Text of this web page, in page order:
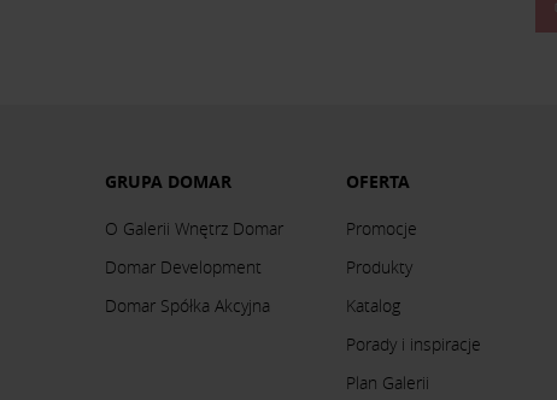
GRUPA DOMAR
O Galerii Wnętrz Domar
Domar Development
Domar Spółka Akcyjna
OFERTA
Promocje
Produkty
Katalog
Porady i inspiracje
Plan Galerii